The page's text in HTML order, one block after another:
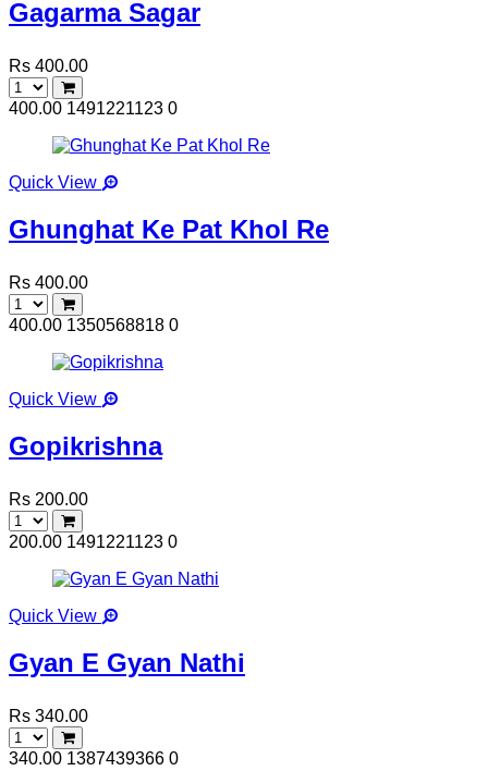
Gagarma Sagar
Rs 400.00
400.00 1491221123 0
Quick View
Ghunghat Ke Pat Khol Re
Rs 400.00
400.00 1350568818 0
Quick View
Gopikrishna
Rs 200.00
200.00 1491221123 0
Quick View
Gyan E Gyan Nathi
Rs 340.00
340.00 1387439366 0